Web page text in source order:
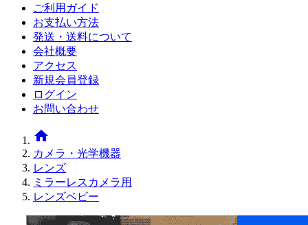
ご利用ガイド
お支払い方法
発送・送料について
会社概要
アクセス
新規会員登録
ログイン
お問い合わせ
home
カメラ・光学機器
レンズ
ミラーレスカメラ用
レンズベビー